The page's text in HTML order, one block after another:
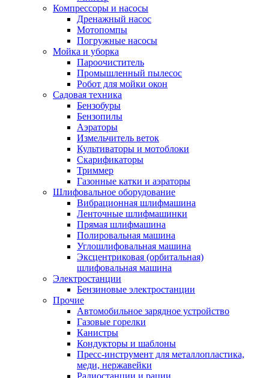
Компрессоры и насосы
Дренажный насос
Мотопомпы
Погружные насосы
Мойка и уборка
Пароочиститель
Промышленный пылесос
Робот для мойки окон
Садовая техника
Бензобуры
Бензопилы
Аэраторы
Измельчитель веток
Культиваторы и мотоблоки
Скарификаторы
Триммер
Газонные катки и аэраторы
Шлифовальное оборудование
Вибрационная шлифмашина
Ленточные шлифмашинки
Прямая шлифмашина
Полировальная машина
Углошлифовальная машина
Эксцентриковая (орбитальная)
шлифовальная машина
Электростанции
Бензиновые электростанции
Прочие
Автомобильное зарядное устройство
Газовые горелки
Канистры
Кондукторы и шаблоны
Пресс-инструмент для металлопластика,
меди, нержавейки
Радиостанции и рации